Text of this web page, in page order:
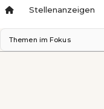
Stellenanzeigen
Themen im Fokus